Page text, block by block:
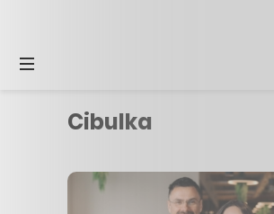
Cibulka